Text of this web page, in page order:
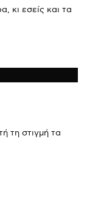
κι εσείς και τα
τη στιγμή τα